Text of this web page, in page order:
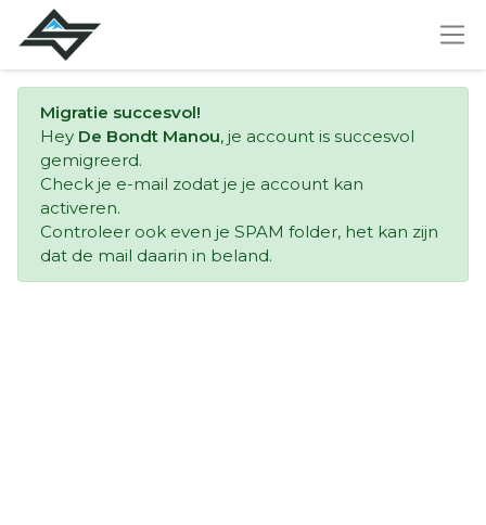
Migratie succesvol!
Hey De Bondt Manou, je account is succesvol
gemigreerd.
Check je e-mail zodat je je account kan
activeren.
Controleer ook even je SPAM folder, het kan zijn
dat de mail daarin in beland.